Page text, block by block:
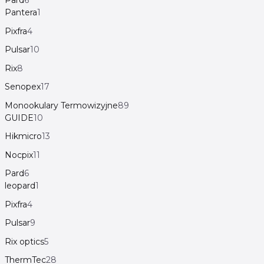
Pantera1
Pixfra4
Pulsar10
Rix8
Senopex17
Monookulary Termowizyjne89
GUIDE10
Hikmicro13
Nocpix11
Pard6
leopard1
Pixfra4
Pulsar9
Rix optics5
ThermTec28